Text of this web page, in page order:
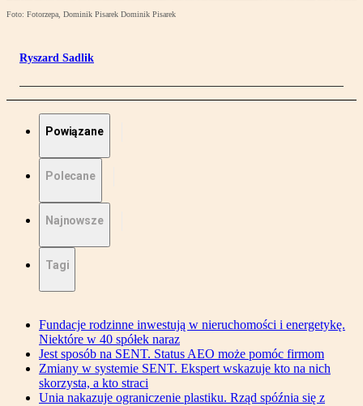
Foto: Fotorzepa, Dominik Pisarek Dominik Pisarek
Ryszard Sadlik
Powiązane
Polecane
Najnowsze
Tagi
Fundacje rodzinne inwestują w nieruchomości i energetykę.
Niektóre w 40 spółek naraz
Jest sposób na SENT. Status AEO może pomóc firmom
Zmiany w systemie SENT. Ekspert wskazuje kto na nich
skorzysta, a kto straci
Unia nakazuje ograniczenie plastiku. Rząd spóźnia się z